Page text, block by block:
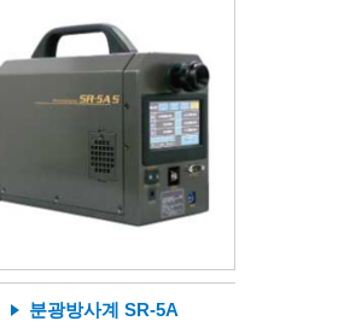
분광방사계 SR-5A